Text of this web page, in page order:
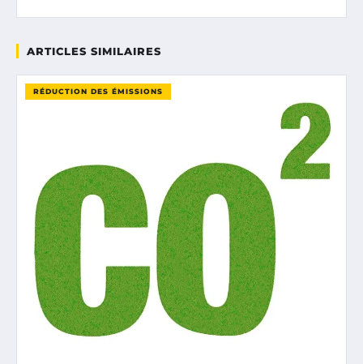
ARTICLES SIMILAIRES
RÉDUCTION DES ÉMISSIONS